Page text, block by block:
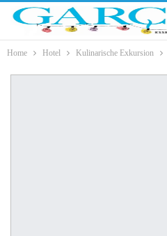
Home Hotel Kulinarische Exkursion